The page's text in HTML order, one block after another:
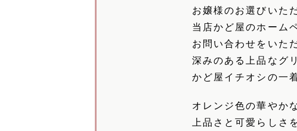
お嬢様のお選びいた
当店かど屋のホーム
お問い合わせをいた
深みのある上品なグ
かど屋イチオシの一
オレンジ色の華やか
上品さと可愛らしさ